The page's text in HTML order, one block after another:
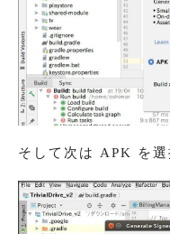
そして次は APK を